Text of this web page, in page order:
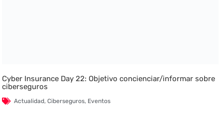
Cyber Insurance Day 22: Objetivo concienciar/informar sobre
ciberseguros
Actualidad,Ciberseguros, Eventos